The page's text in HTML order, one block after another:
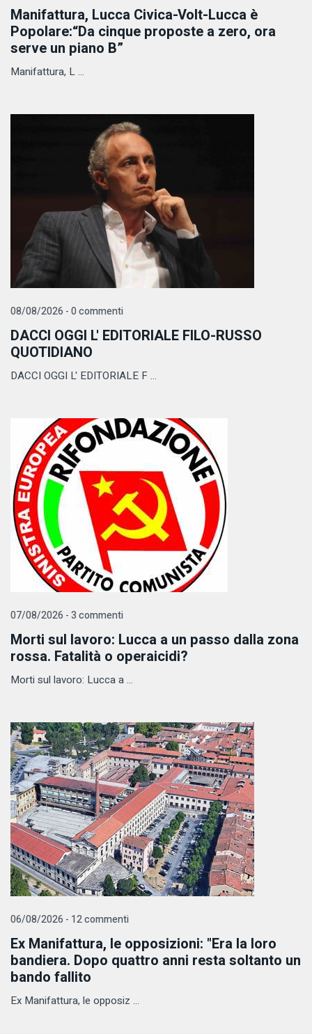
Manifattura, Lucca Civica-Volt-Lucca è
Popolare:“Da cinque proposte a zero, ora
serve un piano B”
Manifattura, L ...
08/08/2026 - 0 commenti
DACCI OGGI L' EDITORIALE FILO-RUSSO
QUOTIDIANO
DACCI OGGI L' EDITORIALE F ...
07/08/2026 - 3 commenti
Morti sul lavoro: Lucca a un passo dalla zona
rossa. Fatalità o operaicidi?
Morti sul lavoro: Lucca a ...
06/08/2026 - 12 commenti
Ex Manifattura, le opposizioni: "Era la loro
bandiera. Dopo quattro anni resta soltanto un
bando fallito
Ex Manifattura, le opposiz ...